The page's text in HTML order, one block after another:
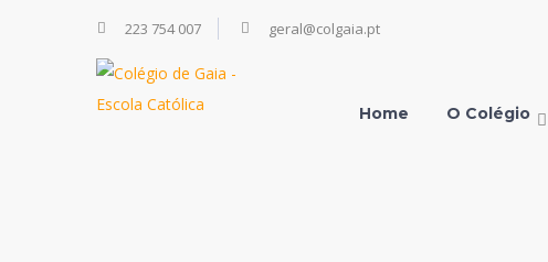
223 754 007 geral@colgaia.pt
Home O Colégio